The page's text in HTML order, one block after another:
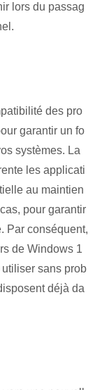
lors du passag
des pro
garantir un fo
systèmes. La
les applicati
au maintien
pour garantir
Par conséquent,
de Windows 1
sans prob
déjà da